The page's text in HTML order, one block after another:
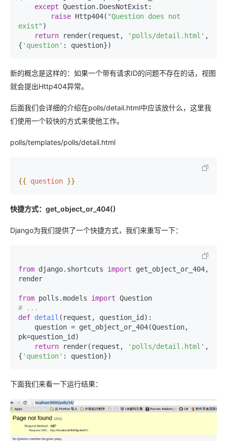
except Question.DoesNotExist:
raise Http404( "Question does not
exist" )
return render(request, 'polls/detail.html' ,
{ 'question'
新的概念是这样的：如果一个带有请求ID的问题不存在的话，视图
就会提出Http404异常。
后面我们会详细的介绍在polls/detail.html中应该放什么，这里我
们使用一个较快的方式来使他工作。
polls/templates/polls/detail.html
{{ question }}
快捷方式：get_object_or_404()
Django为我们提供了一个快捷方式，我们来重写一下：
from django.shortcuts import get_object_or_404,
render
from polls.models import
# ...
def detail ( request, question_id ):
pk=question_id)
return render(request, 'polls/detail.html' ,
{ 'question'
下面我们来看一下运行结果：